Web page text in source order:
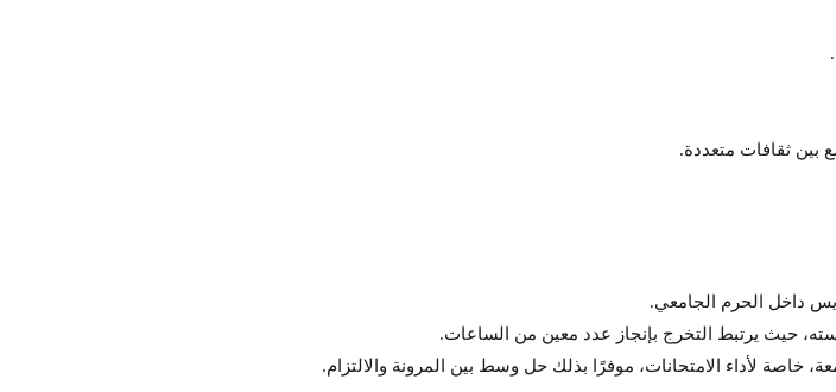
ثقافات متعددة.
داخل الحرم الجامعي.
حيث يرتبط التخرج بإنجاز عدد معين من الساعات.
خاصة لأداء الامتحانات، موفرًا بذلك حل وسط بين المرونة والالتزام.